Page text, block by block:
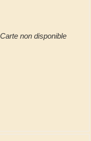
Carte non disponible